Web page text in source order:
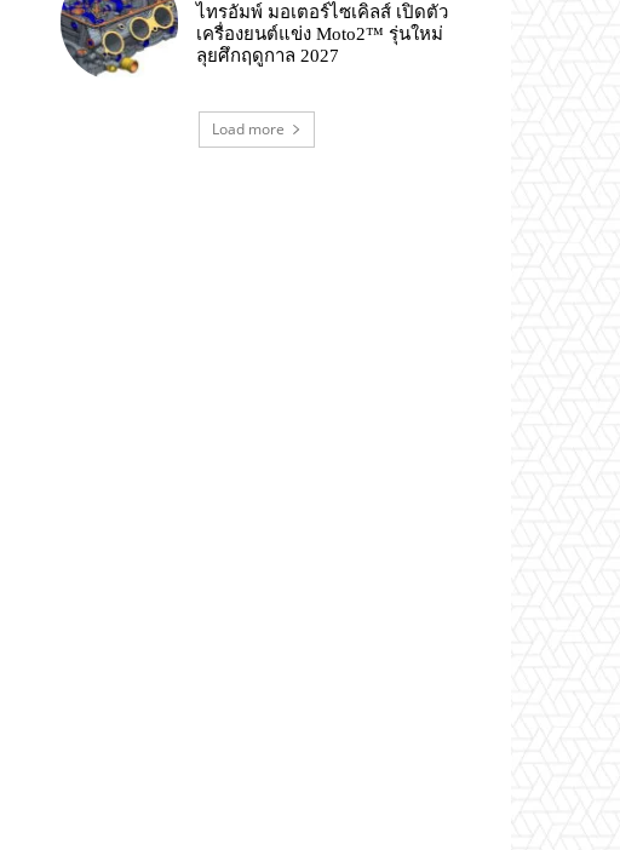
ไทรอัมพ์ มอเตอร์ไซเคิลส์ เปิดตัว
เครื่องยนต์แข่ง Moto2™ รุ่นใหม่
ลุยศึกฤดูกาล 2027
Load more